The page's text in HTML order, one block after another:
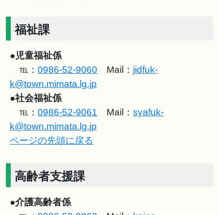
福祉課
●児童福祉係
℡： 0986-52-9060 Mail： jidfuk-
k@town.mimata.lg.jp
●社会福祉係
℡： 0986-52-9061 Mail： syafuk-
k@town.mimata.lg.jp
ページの先頭に戻る
高齢者支援課
●介護高齢者係